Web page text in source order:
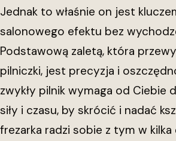
Jednak to właśnie on jest
salonowego efektu bez
Podstawową zaletą, która
pilniczki, jest precyzja i
zwykły pilnik wymaga od Ciebie
siły i czasu, by skrócić i nadać
frezarka radzi sobie z tym w kilka